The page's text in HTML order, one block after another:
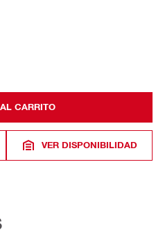
CARRITO
VER DISPONIBILIDAD